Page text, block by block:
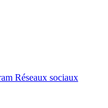
Réseaux sociaux